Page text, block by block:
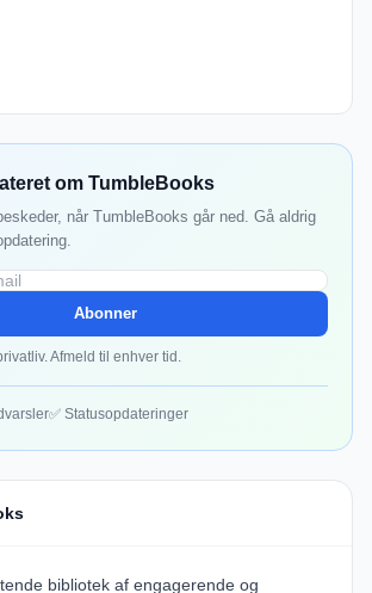
om TumbleBooks
når TumbleBooks går ned. Gå aldrig
Abonner
Afmeld til enhver tid.
✅ Statusopdateringer
bibliotek af engagerende og